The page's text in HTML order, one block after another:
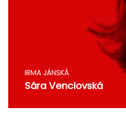
IRMA JÁNSKÁ
Sára Venclovská